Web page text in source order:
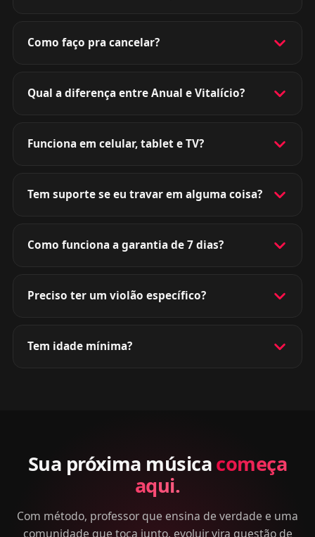
Como faço pra cancelar?
Qual a diferença entre Anual e Vitalício?
Funciona em celular, tablet e TV?
Tem suporte se eu travar em alguma coisa?
Como funciona a garantia de 7 dias?
Preciso ter um violão específico?
Tem idade mínima?
Sua próxima músicacomeça
aqui.
Com método, professor que ensina de verdade e uma
comunidade que toca junto, evoluir vira questão de